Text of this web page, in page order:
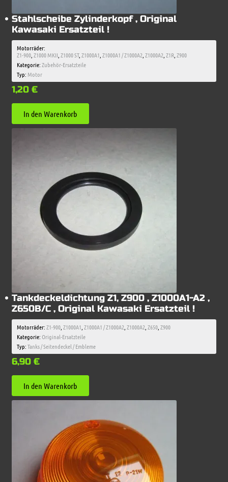
Stahlscheibe Zylinderkopf , Original
Kawasaki Ersatzteil !
Motorräder:
Z1-900, Z1000 MKII Z1000 ST, Z1000A1 Z1000A1 / Z1000A2 Z1000A2 Z1R, Z900
Kategorie:Zubehör-Ersatzteile
Typ: Motor
1,20 €
In den Warenkorb
Tankdeckeldichtung Z1, Z900 , Z1000A1-A2 ,
Z650B/C , Original Kawasaki Ersatzteil !
Motorräder:Z1-900, Z1000A1 Z1000A1 / Z1000A2 Z1000A2 Z650, Z900
Kategorie:Original-Ersatzteile
Typ:Tanks / Seitendeckel / Embleme
6,90 €
In den Warenkorb